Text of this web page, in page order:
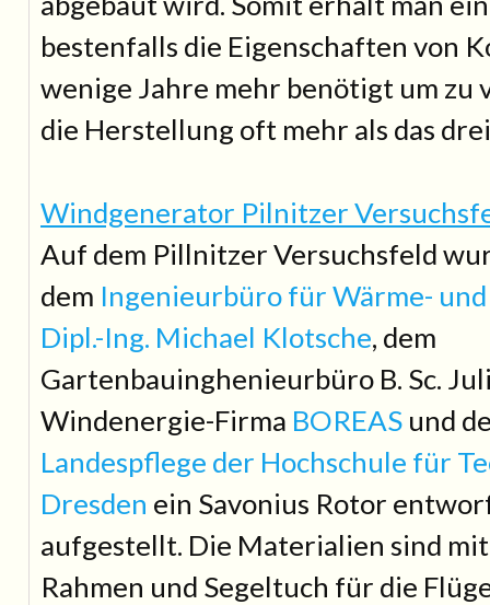
bestenfalls die Eigenschaften von
wenige Jahre mehr benötigt um zu
die Herstellung oft mehr als das
Windgenerator Pilnitzer
Auf dem Pillnitzer Versuchsfeld
dem Ingenieurbüro für Wärme-
Dipl.-Ing. Michael Klotsche, dem
Gartenbauinghenieurbüro B. Sc.
Windenergie-Firma BOREAS und
Landespflege der Hochschule für
Dresden ein Savonius Rotor
aufgestellt. Die Materialien sind
Rahmen und Segeltuch für die